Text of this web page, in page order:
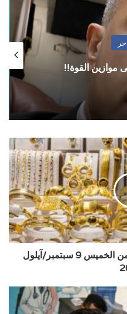
القوة!!
أسعار الذهب والعملات في اليمن الخميس 9 سبتمبر/آيلول